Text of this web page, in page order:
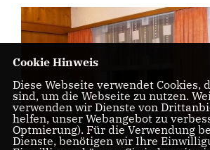
Cookie Hinweis
Diese Webseite verwendet Cookies,
sind, um die Webseite zu nutzen.
verwenden wir Dienste von
helfen, unser Webangebot zu
Optmierung). Für die Verwendung
Dienste, benötigen wir Ihre